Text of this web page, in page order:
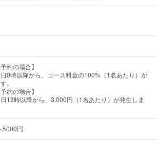
約の場合】
日0時以降から、コース料金の100%（1名あたり）が
。
約の場合】
13時以降から、3,000円（1名あたり）が発生しま
5000円